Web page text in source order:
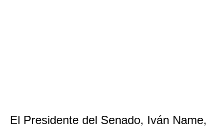
El Presidente del Senado, Iván Name,